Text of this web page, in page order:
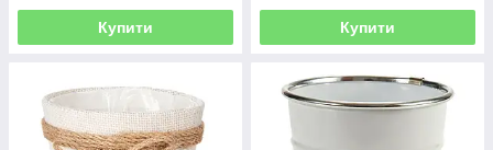
Купити Купити